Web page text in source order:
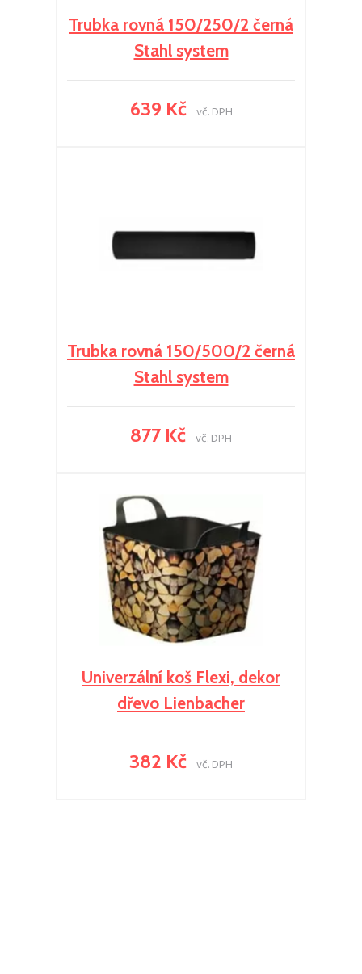
Trubka rovná 150/250/2 černá
Stahl system
639 Kč vč. DPH
Trubka rovná 150/500/2 černá
Stahl system
877 Kč vč. DPH
Univerzální koš Flexi, dekor
dřevo Lienbacher
382 Kč vč. DPH